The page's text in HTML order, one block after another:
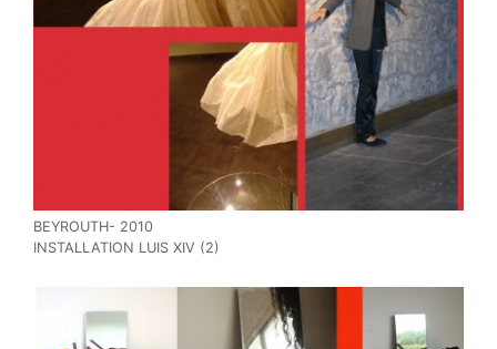
BEYROUTH- 2010
INSTALLATION LUIS XIV (2)